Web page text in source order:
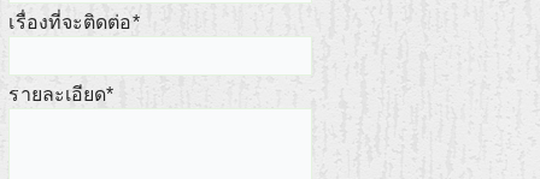
เรื่องที่จะติดต่อ*
รายละเอียด*